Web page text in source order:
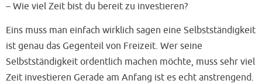
– Wie viel Zeit bist du bereit zu investieren?
Eins muss man einfach wirklich sagen eine Selbstständigkeit
ist genau das Gegenteil von Freizeit. Wer seine
Selbstständigkeit ordentlich machen möchte, muss sehr viel
Zeit investieren Gerade am Anfang ist es echt anstrengend.